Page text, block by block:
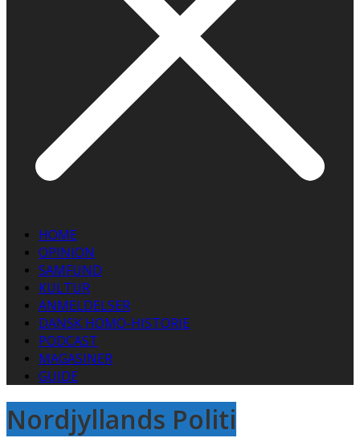
HOME
OPINION
SAMFUND
KULTUR
ANMELDELSER
DANSK HOMO-HISTORIE
PODCAST
MAGASINER
GUIDE
Nordjyllands Politi